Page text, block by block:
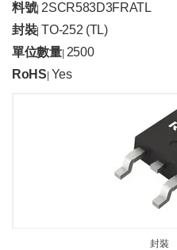
料號|2SCR583D3FRATL
封裝| TO-252 (TL)
單位數量| 2500
RoHS Yes
封裝